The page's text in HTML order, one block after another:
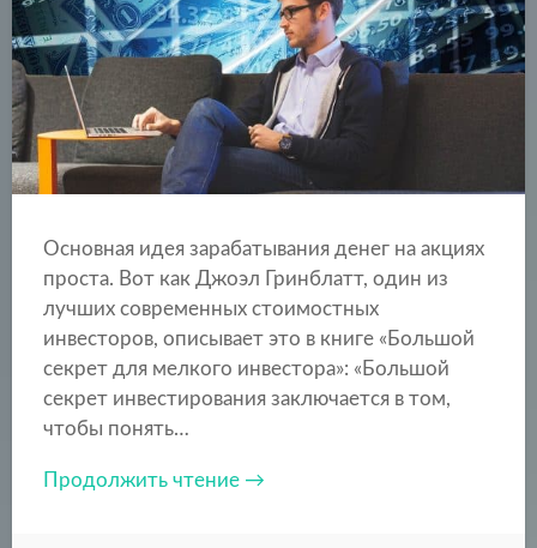
Основная идея зарабатывания денег на акциях
проста. Вот как Джоэл Гринблатт, один из
лучших современных стоимостных
инвесторов, описывает это в книге «Большой
секрет для мелкого инвестора»: «Большой
секрет инвестирования заключается в том,
чтобы понять…
Продолжить чтение →